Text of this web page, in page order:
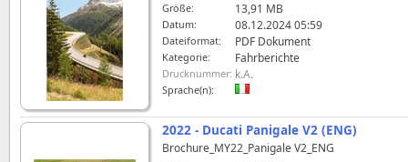
Größe: 13,91 MB
Datum: 08.12.2024 05:59
Dateiformat: PDF Dokument
Kategorie: Fahrberichte
Drucknummer: k.A.
Sprache(n):
2022 - Ducati Panigale V2 (ENG)
Brochure_MY22_Panigale V2_ENG